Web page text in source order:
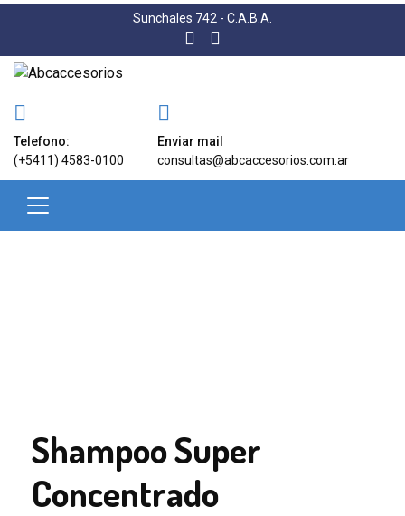
Sunchales 742 - C.A.B.A.
Telefono:
(+5411) 4583-0100
Enviar mail
consultas@abcaccesorios.com.ar
Shampoo Super
Concentrado